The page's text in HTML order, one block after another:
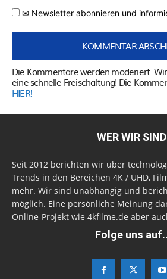
✉ Newsletter abonnieren und
Die Kommentare werden moderiert.
eine schnelle Freischaltung! Die
HIER!
WER WIR
Seit 2012 berichten wir über
Trends in den Bereichen 4K / UHD,
mehr. Wir sind unabhängig und
möglich. Eine persönliche Meinung
Online-Projekt wie 4kfilme.de aber
Folge uns